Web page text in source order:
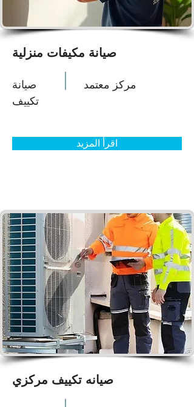
صيانة مكيفات منزلية
صيانة
تكييف
مركز معتمد
اقرأ المزيد
صيانه تكييف مركزي